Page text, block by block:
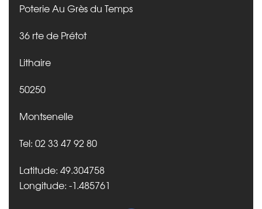
Poterie Au Grès du Temps
36 rte de Prétot
Lithaire
50250
Montsenelle
Tel: 02 33 47 92 80
Latitude: 49.304758
Longitude: -1.485761